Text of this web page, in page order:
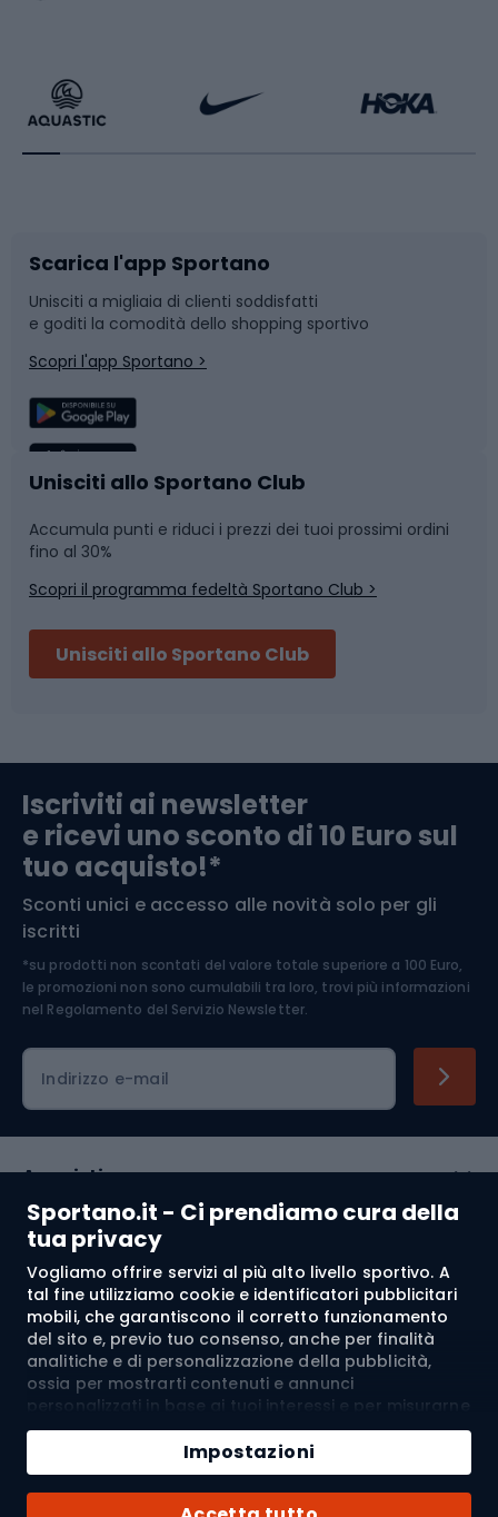
Sportano.it - Ci prendiamo cura della
tua privacy
Vogliamo offrire servizi al più alto livello sportivo. A
tal fine utilizziamo cookie e identificatori pubblicitari
mobili, che garantiscono il corretto funzionamento
del sito e, previo tuo consenso, anche per finalità
analitiche e di personalizzazione della pubblicità,
ossia per mostrarti contenuti e annunci
personalizzati in base ai tuoi interessi e per misurarne
l’efficacia. I cookie e gli identificatori pubblicitari
mobili possono essere utilizzati sia per attività
pubblicitarie personalizzate sia non personalizzate, a
seconda dei consensi da te espressi. Se clicchi su
Impostazioni
Bikepacking
Bushcraft
Corsa
Sport di squadra
Caschi da ciclismo
Skitouring
Abbigliamento da escursionismo
Sport con le racchette
Slitte e slittini
Snowboard
Camminata nordica
Nuoto
Pattinaggio
Componenti per biciclette
Arrampicata
Medicina dello sport
Abbigliamento ciclistico
Scarica l'app Sportano
Unisciti a migliaia di clienti soddisfatti
e goditi la comodità dello shopping sportivo
Scopri l'app Sportano >
Unisciti allo Sportano Club
Accumula punti e riduci i prezzi dei tuoi prossimi ordini
fino al 30%
Scopri il programma fedeltà Sportano Club >
Unisciti allo Sportano Club
Iscriviti ai newsletter
e ricevi uno sconto di 10 Euro sul
tuo acquisto!*
Sconti unici e accesso alle novità solo per gli
iscritti
*su prodotti non scontati del valore totale superiore a 100 Euro,
le promozioni non sono cumulabili tra loro, trovi più informazioni
nel Regolamento del Servizio Newsletter.
Indirizzo e-mail
Acquisti
Servizio clienti
Regolamento
Chi siamo
© 2026 Sportano